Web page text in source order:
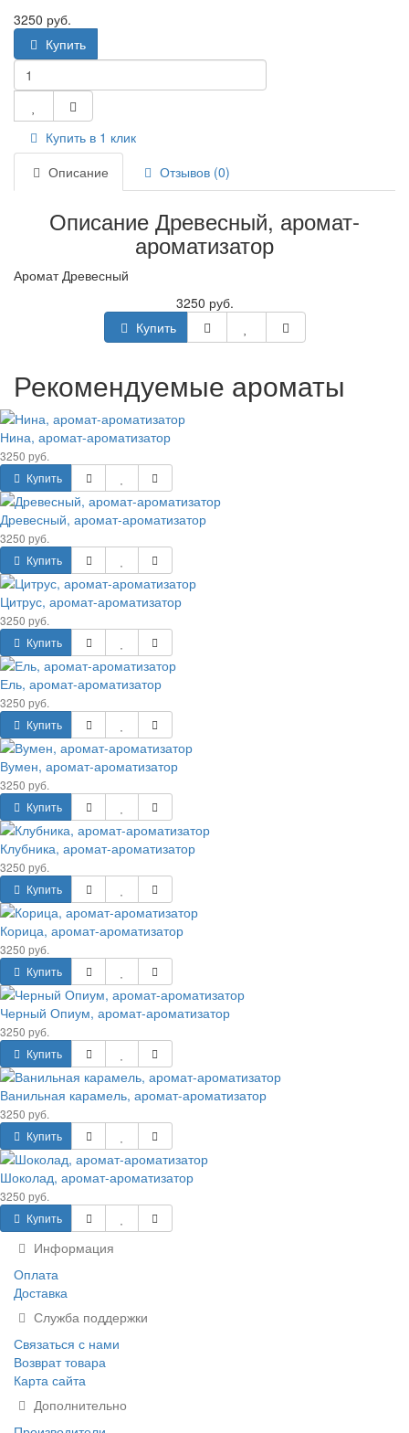
3250 руб.
Купить
Купить в 1 клик
Описание
Отзывов (0)
Описание Древесный, аромат-
ароматизатор
Аромат Древесный
3250 руб.
Купить
Рекомендуемые ароматы
Нина, аромат-ароматизатор
3250 руб.
Купить
Древесный, аромат-ароматизатор
3250 руб.
Купить
Цитрус, аромат-ароматизатор
3250 руб.
Купить
Ель, аромат-ароматизатор
3250 руб.
Купить
Вумен, аромат-ароматизатор
3250 руб.
Купить
Клубника, аромат-ароматизатор
3250 руб.
Купить
Корица, аромат-ароматизатор
3250 руб.
Купить
Черный Опиум, аромат-ароматизатор
3250 руб.
Купить
Ванильная карамель, аромат-ароматизатор
3250 руб.
Купить
Шоколад, аромат-ароматизатор
3250 руб.
Купить
Информация
Оплата
Доставка
Служба поддержки
Связаться с нами
Возврат товара
Карта сайта
Дополнительно